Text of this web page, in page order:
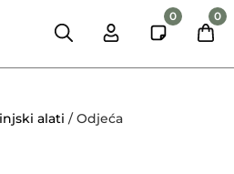
0 0
alati / Odjeća